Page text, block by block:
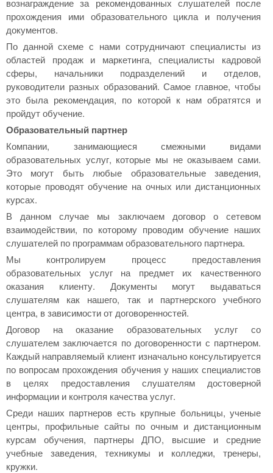
прохождения ими образовательного цикла и получения
документов.
По данной схеме с нами сотрудничают специалисты из
областей продаж и маркетинга, специалисты кадровой
сферы, начальники подразделений и отделов,
руководители разных образований. Самое главное, чтобы
это была рекомендация, по которой к нам обратятся и
пройдут обучение.
Образовательный партнер
Компании, занимающиеся смежными видами
образовательных услуг, которые мы не оказываем сами.
Это могут быть любые образовательные заведения,
которые проводят обучение на очных или дистанционных
курсах.
В данном случае мы заключаем договор о сетевом
взаимодействии, по которому проводим обучение наших
слушателей по программам образовательного партнера.
Мы контролируем процесс предоставления
образовательных услуг на предмет их качественного
оказания клиенту. Документы могут выдаваться
слушателям как нашего, так и партнерского учебного
центра, в зависимости от договоренностей.
Договор на оказание образовательных услуг со
слушателем заключается по договоренности с партнером.
Каждый направляемый клиент изначально консультируется
по вопросам прохождения обучения у наших специалистов
в целях предоставления слушателям достоверной
информации и контроля качества услуг.
Среди наших партнеров есть крупные больницы, ученые
центры, профильные сайты по очным и дистанционным
курсам обучения, партнеры ДПО, высшие и средние
учебные заведения, техникумы и колледжи, тренеры,
кружки.